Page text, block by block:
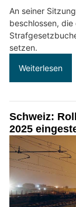
An seiner
beschlossen,
setzen.
Weiterlesen
Schweiz:
2025